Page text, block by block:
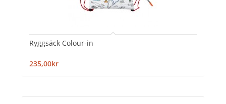
Ryggsäck Colour-in
235,00kr